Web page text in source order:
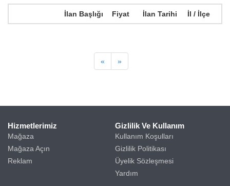
İlan Başlığı Fiyat İlan Tarihi İl / İlçe
« »
Hizmetlerimiz
Mağaza
Mağaza Açın
Reklam
Gizlilik Ve Kullanım
Kullanım Koşulları
Gizlilik Politikası
Üyelik Sözleşmesi
Yardım